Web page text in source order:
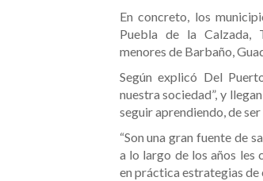
En concreto, los
Puebla de la Calzada,
menores de Barbaño,
Según explicó Del
nuestra sociedad”, y
seguir aprendiendo, de
“Son una gran fuente de
a lo largo de los años les
en práctica estrategias de